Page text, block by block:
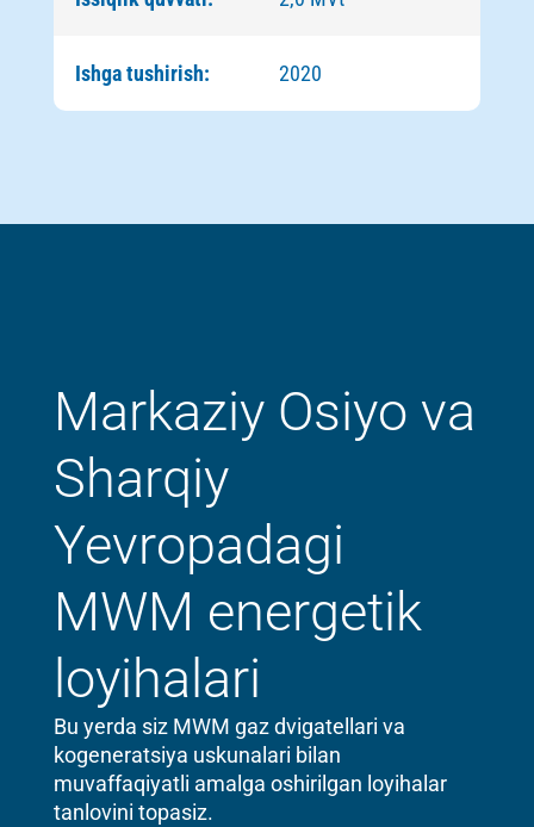
Ishga tushirish: 2020
Markaziy Osiyo va
Sharqiy
Yevropadagi
MWM energetik
loyihalari
Bu yerda siz MWM gaz dvigatellari va
kogeneratsiya uskunalari bilan
muvaffaqiyatli amalga oshirilgan loyihalar
tanlovini topasiz.